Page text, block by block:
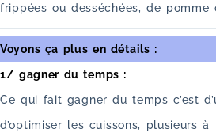
frippées ou desséchées, de pomme
Voyons ça plus en détails :
1/ gagner du temps :
Ce qui fait gagner du temps c’est
d’optimiser les cuissons, plusieurs